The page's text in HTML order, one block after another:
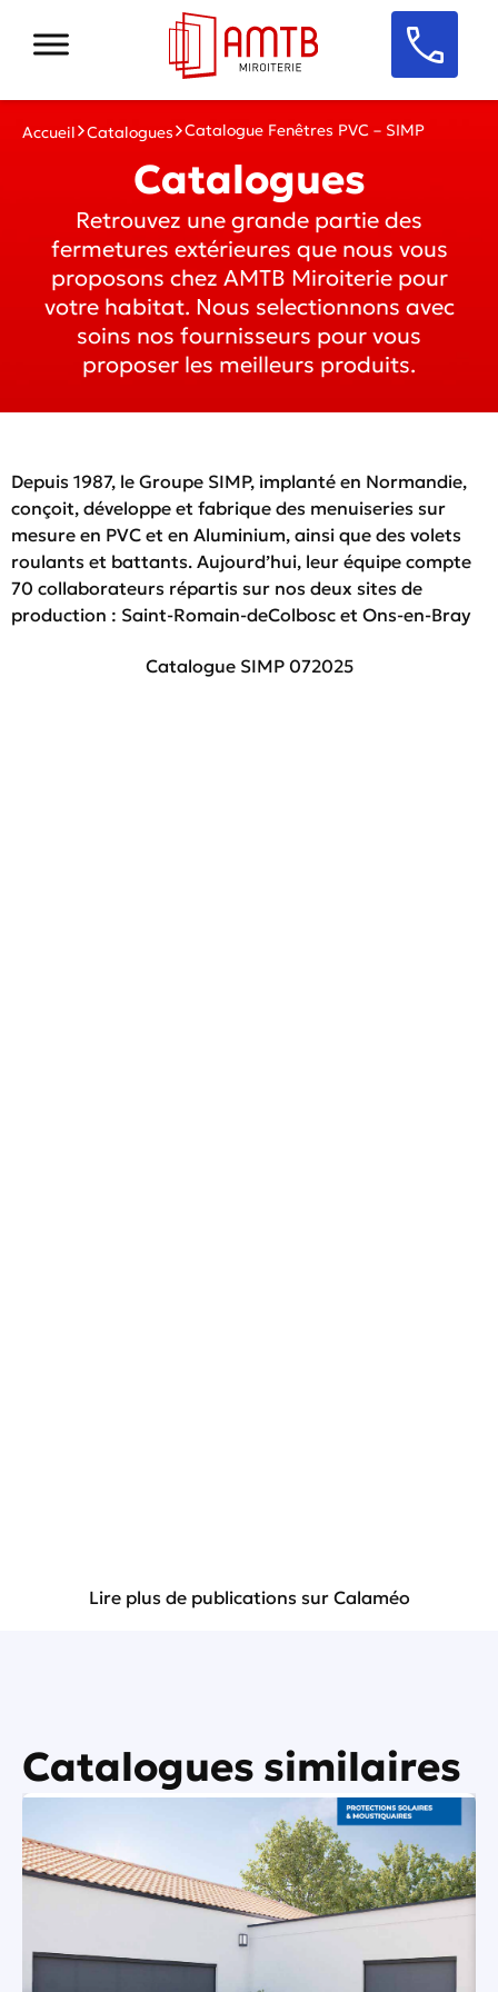
Accueil Catalogues Catalogue Fenêtres PVC – SIMP
Catalogues
Retrouvez une grande partie des
fermetures extérieures que nous vous
proposons chez AMTB Miroiterie pour
votre habitat. Nous selectionnons avec
soins nos fournisseurs pour vous
proposer les meilleurs produits.
Depuis 1987, le Groupe SIMP, implanté en Normandie,
conçoit, développe et fabrique des menuiseries sur
mesure en PVC et en Aluminium, ainsi que des volets
roulants et battants. Aujourd’hui, leur équipe compte
70 collaborateurs répartis sur nos deux sites de
production : Saint-Romain-deColbosc et Ons-en-Bray
Catalogue SIMP 072025
Lire plus de publications sur Calaméo
Catalogues similaires